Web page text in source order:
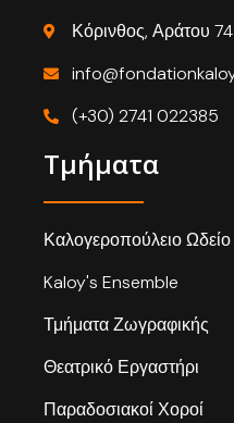
Κόρινθος, Αράτου 74
(+30) 2741 022385
Τμήματα
Καλογεροπούλειο Ωδείο
Kaloy's Ensemble
Τμήματα Ζωγραφικής
Θεατρικό Εργαστήρι
Παραδοσιακοί Χοροί